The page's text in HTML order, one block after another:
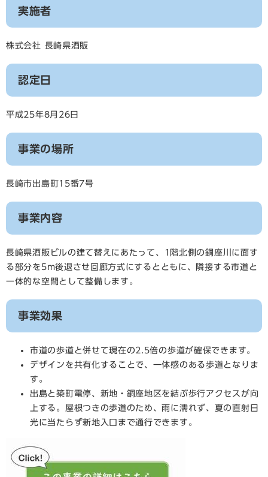
実施者
株式会社 長崎県酒販
認定日
平成25年8月26日
事業の場所
長崎市出島町15番7号
事業内容
長崎県酒販ビルの建て替えにあたって、1階北側の銅座川に面す
る部分を5m後退させ回廊方式にするとともに、隣接する市道と
一体的な空間として整備します。
事業効果
市道の歩道と併せて現在の2.5倍の歩道が確保できます。
デザインを共有化することで、一体感のある歩道となりま
す。
出島と築町電停、新地・銅座地区を結ぶ歩行アクセスが向
上する。屋根つきの歩道のため、雨に濡れず、夏の直射日
光に当たらず新地入口まで通行できます。